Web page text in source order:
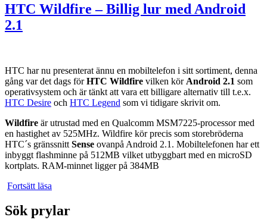
HTC Wildfire – Billig lur med Android
2.1
HTC har nu presenterat ännu en mobiltelefon i sitt sortiment, denna
gång var det dags förHTC Wildfire vilken kör Android 2.1 som
operativsystem och är tänkt att vara ett billigare alternativ till t.e.x.
HTC Desire och HTC Legend som vi tidigare skrivit om.
Wildfire är utrustad med en Qualcomm MSM7225-processor med
en hastighet av 525MHz. Wildfire kör precis som storebröderna
HTC´s gränssnitt Sense ovanpå Android 2.1. Mobiltelefonen har ett
inbyggt flashminne på 512MB vilket utbyggbart med en microSD
kortplats. RAM-minnet ligger på 384MB
Fortsätt läsa
–
Billig
Sök prylar